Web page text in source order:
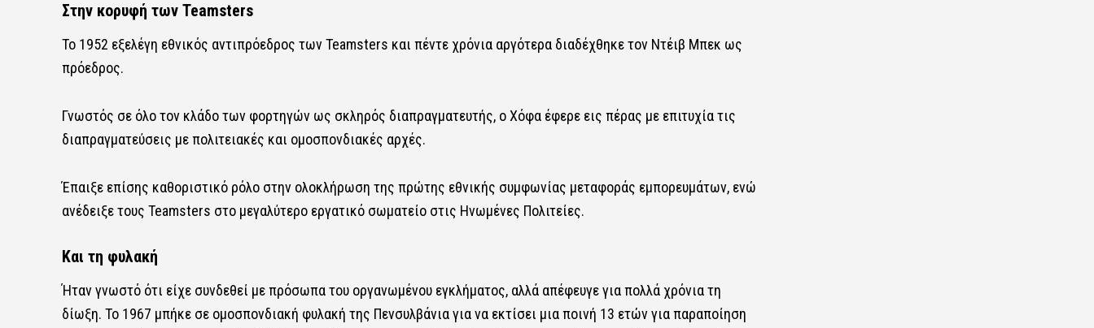
Στην κορυφή των Teamsters
Το 1952 εξελέγη εθνικός αντιπρόεδρος των Teamsters και πέντε χρόνια αργότερα διαδέχθηκε τον Ντέιβ Μπεκ ως
πρόεδρος.
Γνωστός σε όλο τον κλάδο των φορτηγών ως σκληρός διαπραγματευτής, ο Χόφα έφερε εις πέρας με επιτυχία τις
διαπραγματεύσεις με πολιτειακές και ομοσπονδιακές αρχές.
Έπαιξε επίσης καθοριστικό ρόλο στην ολοκλήρωση της πρώτης εθνικής συμφωνίας μεταφοράς εμπορευμάτων, ενώ
ανέδειξε τους Teamsters στο μεγαλύτερο εργατικό σωματείο στις Ηνωμένες Πολιτείες.
Και τη φυλακή
Ήταν γνωστό ότι είχε συνδεθεί με πρόσωπα του οργανωμένου εγκλήματος, αλλά απέφευγε για πολλά χρόνια τη
δίωξη. Το 1967 μπήκε σε ομοσπονδιακή φυλακή της Πενσυλβάνια για να εκτίσει μια ποινή 13 ετών για παραποίηση